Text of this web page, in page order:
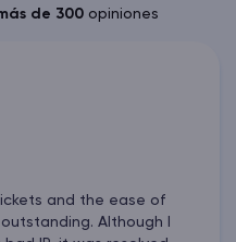
de 300opiniones
and the ease of
Although I